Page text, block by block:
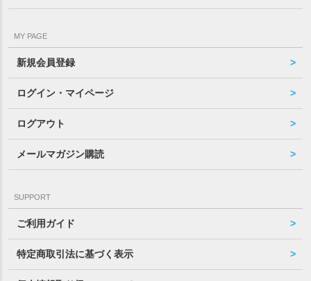
MY PAGE
新規会員登録
ログイン・マイページ
ログアウト
メールマガジン購読
SUPPORT
ご利用ガイド
特定商取引法に基づく表示